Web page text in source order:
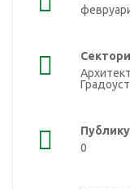
Сектори
0